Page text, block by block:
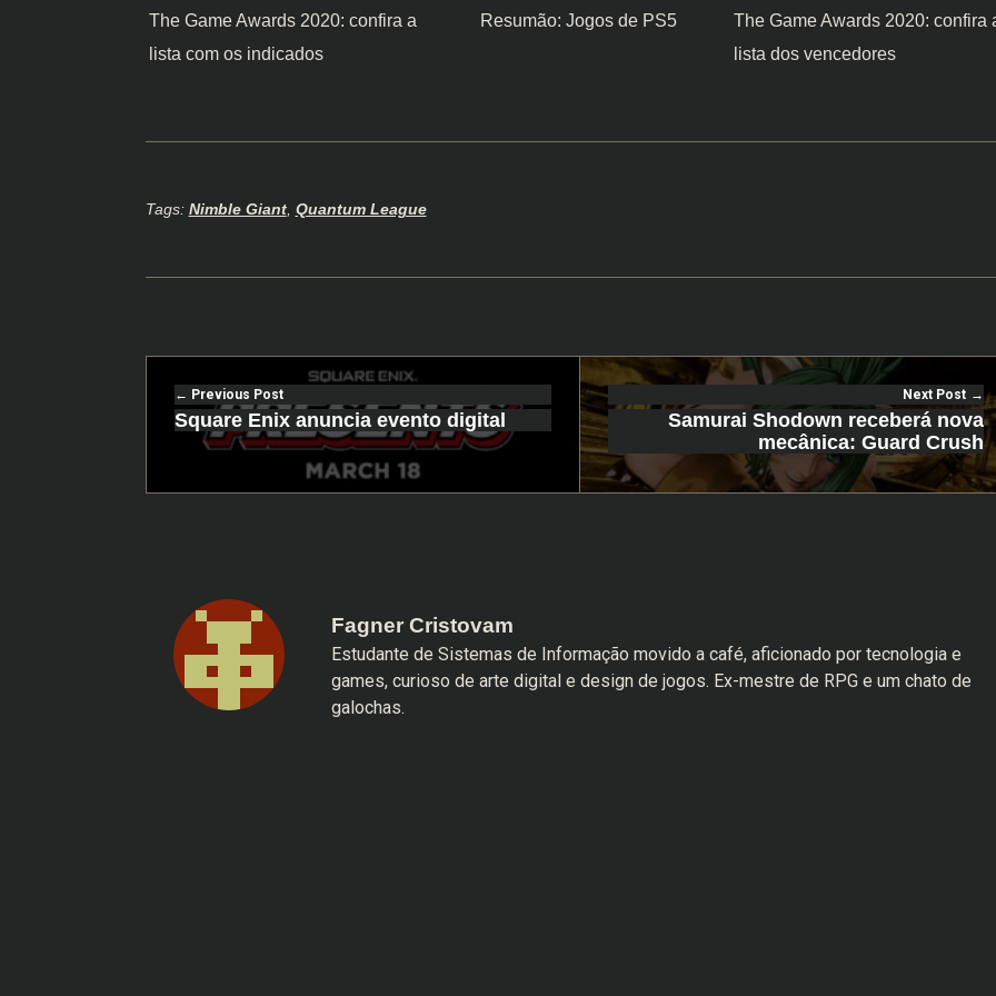
The Game Awards 2020: confira a
lista com os indicados
Resumão: Jogos de PS5
The Game Awards 2020: confira
lista dos vencedores
Tags: Nimble Giant, Quantum League
Previous Post
Square Enix anuncia evento digital
Next Post
Samurai Shodown receberá nova
mecânica: Guard Crush
Fagner Cristovam
Estudante de Sistemas de Informação movido a café, aficionado por tecnologia e
games, curioso de arte digital e design de jogos. Ex-mestre de RPG e um chato de
galochas.